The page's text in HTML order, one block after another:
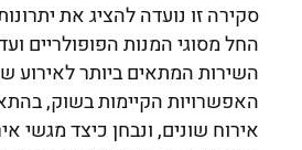
סקירה זו נועדה להציג את
החל מסוגי המנות הפופולריים
השירות המתאים ביותר לאירוע
האפשרויות הקיימות בשוק,
אירוח שונים, ונבחן כיצד מגשי